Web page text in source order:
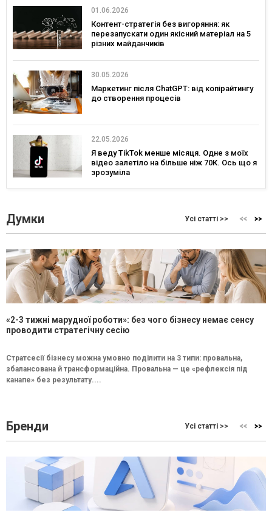
01.06.2026
Контент-стратегія без вигоряння: як
перезапускати один якісний матеріал на 5
різних майданчиків
30.05.2026
Маркетинг після ChatGPT: від копірайтингу
до створення процесів
22.05.2026
Я веду TikTok менше місяця. Одне з моїх
відео залетіло на більше ніж 70К. Ось що я
зрозуміла
Думки Усі статті >>
«2-3 тижні марудної роботи»: без чого бізнесу немає сенсу
проводити стратегічну сесію
Стратсесії бізнесу можна умовно поділити на 3 типи: провальна,
збалансована й трансформаційна. Провальна — це «рефлексія під
канапе» без результату....
Бренди Усі статті >>